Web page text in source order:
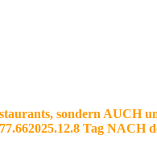
sondern AUCH
Tag NACH